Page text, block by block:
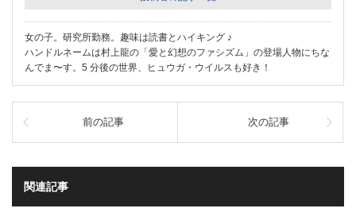
女の子。研究所勤務。趣味は読書とハイキング ♪
ハンドルネームは村上龍の「愛と幻想のファシズム」の登場人物にちな
んでま〜す。5 分後の世界、ヒュウガ・ウイルスも好き！
前の記事 次の記事
関連記事